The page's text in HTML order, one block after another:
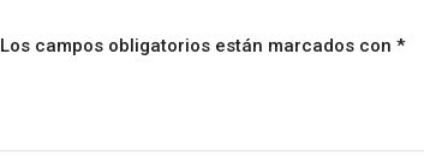
Los campos obligatorios están marcados con *